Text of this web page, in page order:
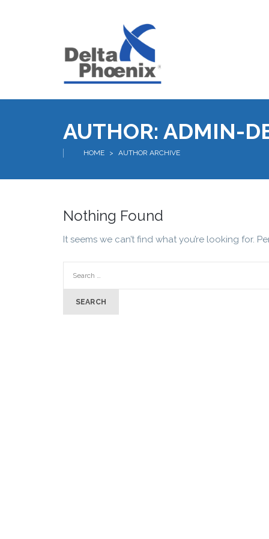
AUTHOR: ADMIN-
HOME > AUTHOR ARCHIVE
Nothing Found
It seems we can’t find what you’re looking for.